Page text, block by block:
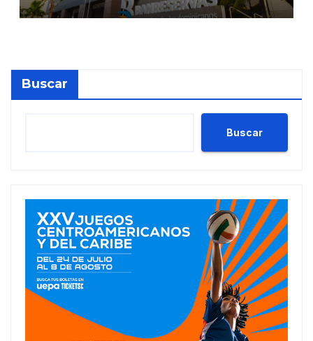
de Moody’s Local RD con
perspectiva Estable
Buscar
Buscar